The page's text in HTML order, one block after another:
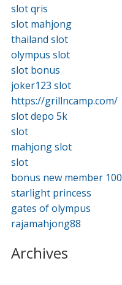
slot qris
slot mahjong
thailand slot
olympus slot
slot bonus
joker123 slot
https://grillncamp.com/
slot depo 5k
slot
mahjong slot
slot
bonus new member 100
starlight princess
gates of olympus
rajamahjong88
Archives